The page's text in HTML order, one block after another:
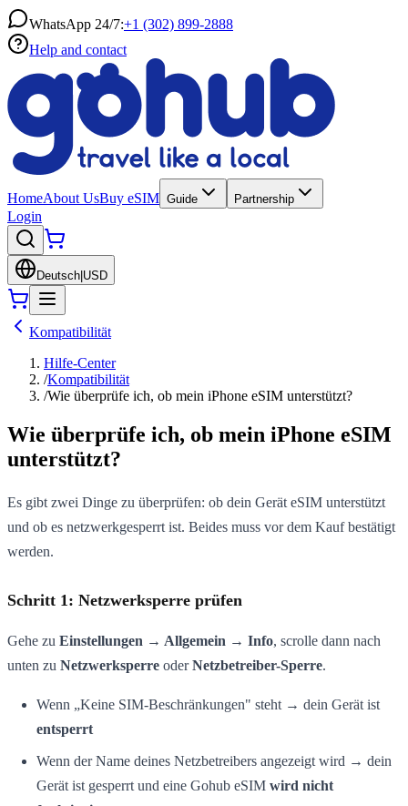
WhatsApp 24/7:+1 (302) 899-2888
Help and contact
HomeAbout UsBuy eSIM Guide Partnership
Login
Deutsch USD
Kompatibilität
Hilfe-Center
/Kompatibilität
/Wie überprüfe ich, ob mein iPhone eSIM unterstützt?
Wie überprüfe ich, ob mein iPhone eSIM
unterstützt?
Es gibt zwei Dinge zu überprüfen: ob dein Gerät eSIM unterstützt
und ob es netzwerkgesperrt ist. Beides muss vor dem Kauf bestätigt
werden.
Schritt 1: Netzwerksperre prüfen
Gehe zu Einstellungen → Allgemein → Info, scrolle dann nach
unten zu Netzwerksperre oderNetzbetreiber-Sperre.
Wenn „Keine SIM-Beschränkungen" steht → dein Gerät ist
entsperrt
Wenn der Name deines Netzbetreibers angezeigt wird → dein
Gerät ist gesperrt und eine Gohub eSIM wird nicht